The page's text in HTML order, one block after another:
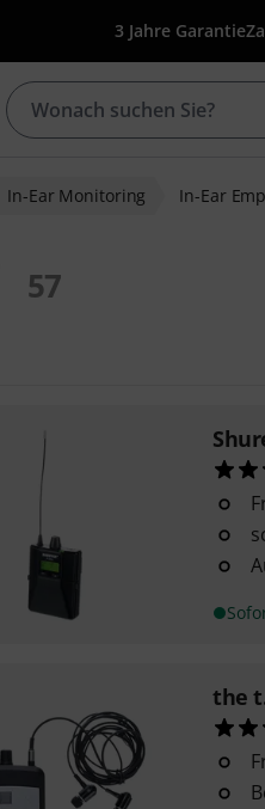
3 Jahre Garantie
In-Ear Monitoring In-Ear
57
the